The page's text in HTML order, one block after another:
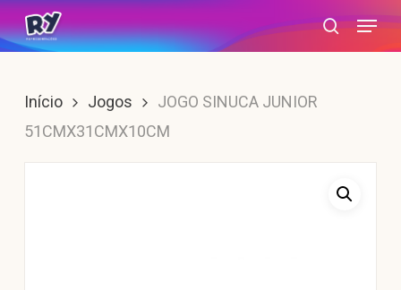
Skip
to
content
search
Menu
Início Jogos
JOGO SINUCA JUNIOR
51CMX31CMX10CM